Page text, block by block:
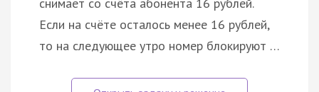
Если на счёте осталось менее 16 рублей,
то на следующее утро номер блокируют …